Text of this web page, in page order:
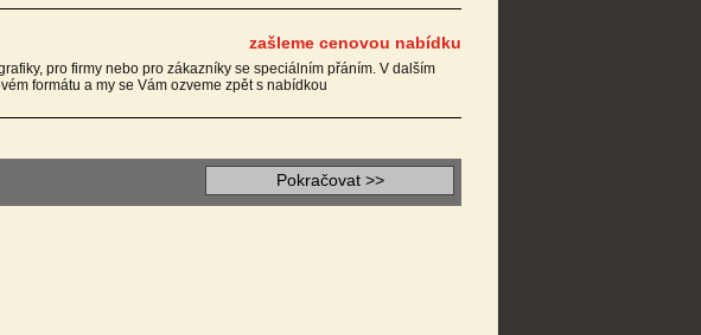
zašleme cenovou nabídku
pro firmy nebo pro zákazníky se speciálním přáním. V dalším
formátu a my se Vám ozveme zpět s nabídkou